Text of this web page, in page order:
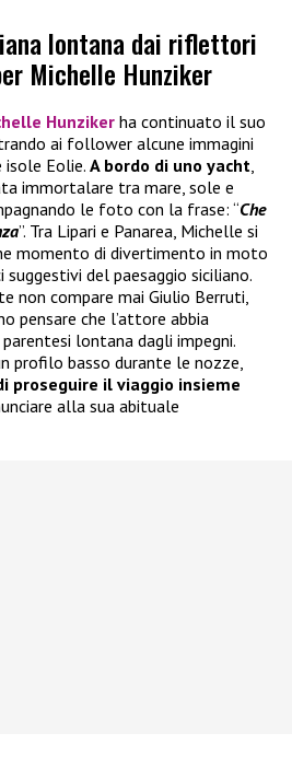
lontana dai riflettori
Michelle Hunziker
Hunziker ha continuato il suo
ai follower alcune immagini
Eolie. A bordo di uno yacht,
immortalare tra mare, sole e
le foto con la frase: “Che
”. Tra Lipari e Panarea, Michelle si
momento di divertimento in moto
suggestivi del paesaggio siciliano.
non compare mai Giulio Berruti,
pensare che l’attore abbia
lontana dagli impegni.
profilo basso durante le nozze,
proseguire il viaggio insieme
alla sua abituale